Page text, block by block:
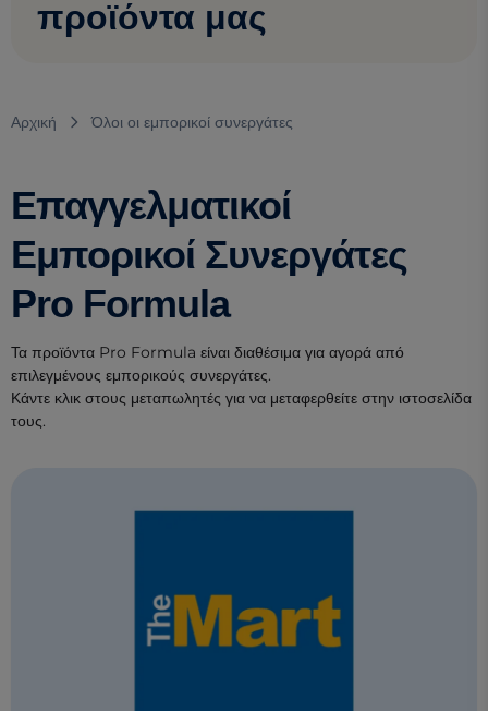
προϊόντα μας
Αρχική Όλοι οι εμπορικοί συνεργάτες
Επαγγελματικοί
Εμπορικοί Συνεργάτες
Pro Formula
Τα προϊόντα Pro Formula είναι διαθέσιμα για αγορά από
επιλεγμένους εμπορικούς συνεργάτες.
Κάντε κλικ στους μεταπωλητές για να μεταφερθείτε στην ιστοσελίδα
τους.